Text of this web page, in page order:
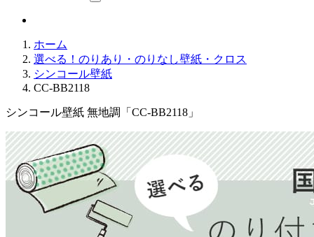
ホーム
選べる！のりあり・のりなし壁紙・クロス
シンコール壁紙
CC-BB2118
シンコール壁紙 無地調「CC-BB2118」